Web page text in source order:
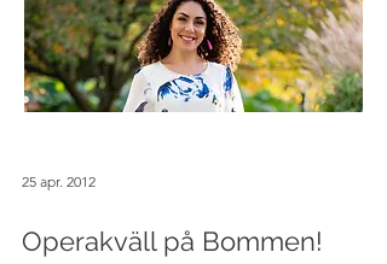
25 apr. 2012
Operakväll på Bommen!